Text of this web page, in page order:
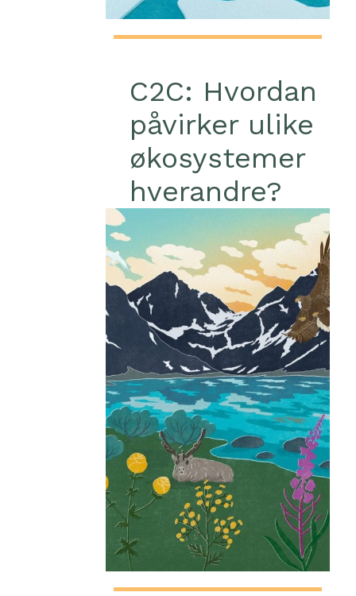
C2C: Hvordan
påvirker ulike
økosystemer
hverandre?